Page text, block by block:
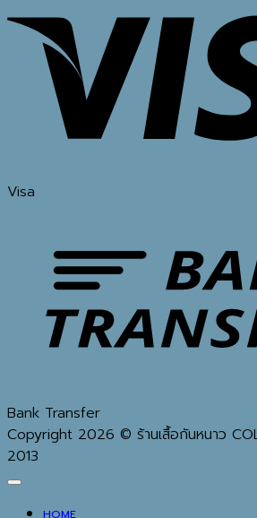
Visa
Bank Transfer
Copyright 2026 © ร้านเสื้อกันหนาว
2013
HOME